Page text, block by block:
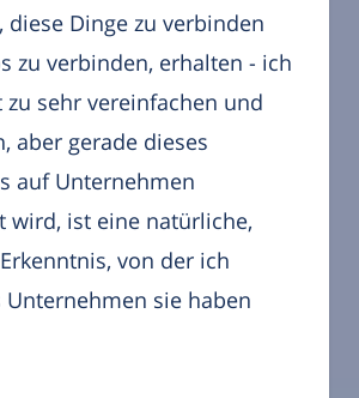
diese Dinge zu verbinden
zu verbinden, erhalten - ich
sehr vereinfachen und
aber gerade dieses
auf Unternehmen
wird, ist eine natürliche,
von der ich
Unternehmen sie haben